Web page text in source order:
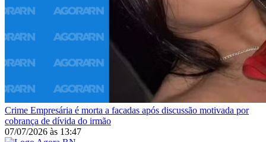
Crime Empresária é morta a facadas após discussão motivada por
cobrança de dívida do irmão
07/07/2026 às 13:47